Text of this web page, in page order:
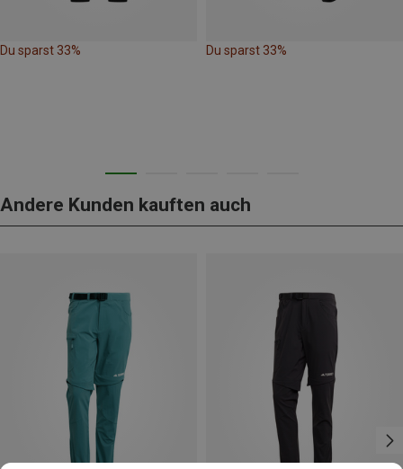
Du sparst 33% Du sparst 33%
Andere Kunden kauften auch